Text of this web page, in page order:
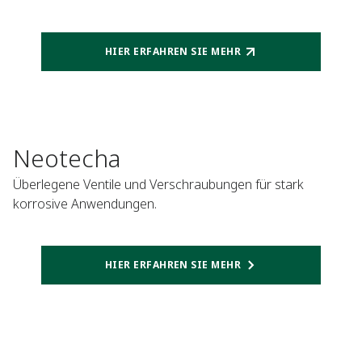
HIER ERFAHREN SIE MEHR
Neotecha
Überlegene Ventile und Verschraubungen für stark
korrosive Anwendungen.
HIER ERFAHREN SIE MEHR